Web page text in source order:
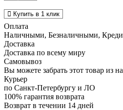
Купить в 1 клик
Оплата
Наличными, Безналичными,
Доставка
Доставка по всему миру
Самовывоз
Вы можете забрать этот товар из
Курьер
по Санкт-Петербургу и ЛО
100% гарантия возврата
Возврат в течении 14 дней